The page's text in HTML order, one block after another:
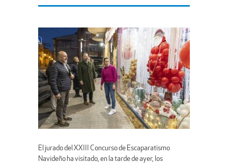
El jurado del XXIII Concurso de Escaparatismo
Navideño ha visitado, en la tarde de ayer, los